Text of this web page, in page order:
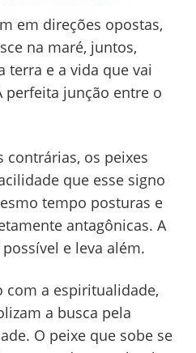
em direções opostas,
na maré, juntos,
terra e a vida que vai
perfeita junção entre o
contrárias, os peixes
que esse signo
tempo posturas e
antagônicas. A
e leva além.
com a espiritualidade,
a busca pela
O peixe que sobe se